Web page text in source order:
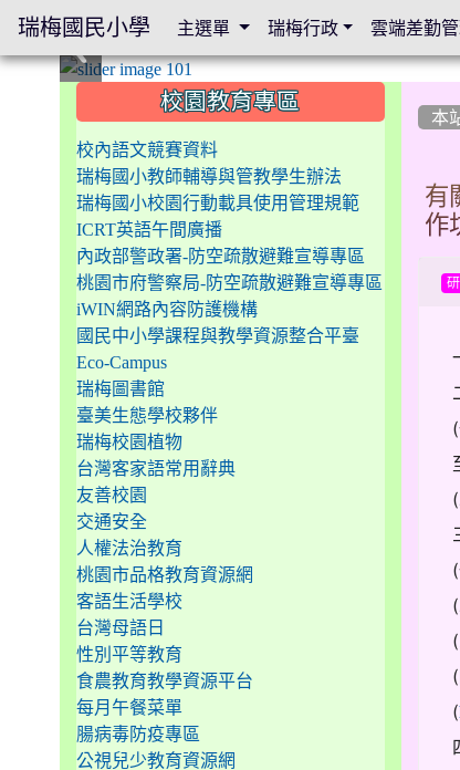
本
有
作
(
::: 校園教育專區
校內語文競賽資料
瑞梅國小教師輔導與管教學生辦法
瑞梅國小校園行動載具使用管理規範
ICRT英語午間廣播
內政部警政署-防空疏散避難宣導專區
桃園市府警察局-防空疏散避難宣導專區
iWIN網路內容防護機構
國民中小學課程與教學資源整合平臺
Eco-Campus
瑞梅圖書館
臺美生態學校夥伴
瑞梅校園植物
台灣客家語常用辭典
友善校園
交通安全
人權法治教育
桃園市品格教育資源網
客語生活學校
台灣母語日
性別平等教育
食農教育教學資源平台
每月午餐菜單
腸病毒防疫專區
公視兒少教育資源網
瑞梅國民小學 主選單 瑞梅行政 雲端差勤